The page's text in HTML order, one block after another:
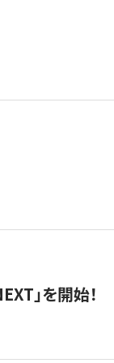
」を開始！